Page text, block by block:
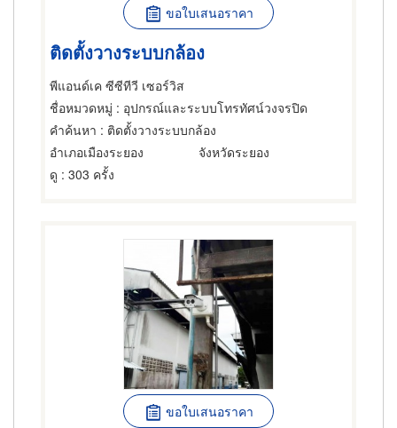
ขอใบเสนอราคา
ติดตั้งวางระบบกล้อง
พีแอนด์เค ซีซีทีวี เซอร์วิส
ชื่อหมวดหมู่ : อุปกรณ์และระบบโทรทัศน์วงจรปิด
คำค้นหา : ติดตั้งวางระบบกล้อง
อำเภอเมืองระยอง
จังหวัดระยอง
ดู : 303 ครั้ง
ขอใบเสนอราคา